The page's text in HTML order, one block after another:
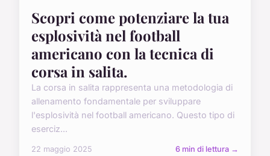
Scopri come potenziare la tua
esplosività nel football
americano con la tecnica di
corsa in salita.
La corsa in salita rappresenta una metodologia di
allenamento fondamentale per sviluppare
l'esplosività nel football americano. Questo tipo di
eserciz...
22 maggio 2025 6 min di lettura →